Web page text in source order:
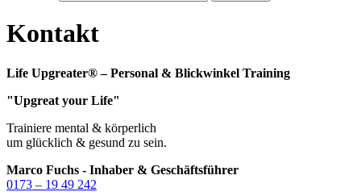
Kontakt
Life Upgreater® – Personal & Blickwinkel Training
"Upgreat your Life"
Trainiere mental & körperlich
um glücklich & gesund zu sein.
Marco Fuchs - Inhaber & Geschäftsführer
0173 – 19 49 242